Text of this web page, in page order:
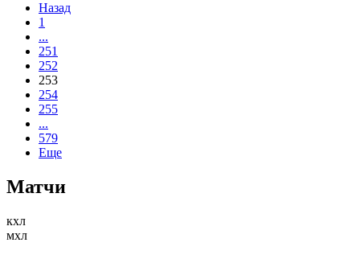
Назад
1
...
251
252
253
254
255
...
579
Еще
Матчи
кхл
мхл